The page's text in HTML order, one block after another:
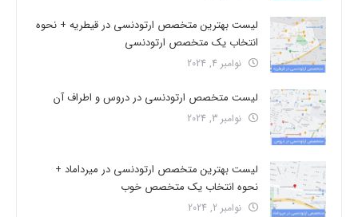
لیست بهترین متخصص ارتودنسی در قیطریه + نحوه
انتخاب یک متخصص ارتودنسی
نوامبر 4, 2024
لیست متخصص ارتودنسی در دروس و اطراف آن
نوامبر 3, 2024
لیست بهترین متخصص ارتودنسی در میرداماد +
نحوه انتخاب یک متخصص خوب
نوامبر 2, 2024